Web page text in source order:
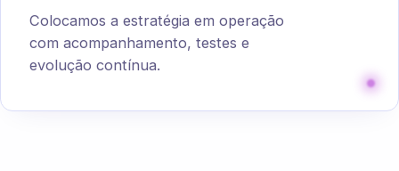
Colocamos a estratégia em operação
com acompanhamento, testes e
evolução contínua.